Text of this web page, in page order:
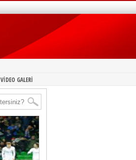
VİDEO GALERİ